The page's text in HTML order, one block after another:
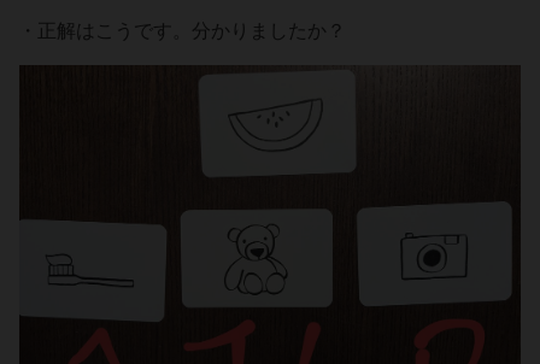
・正解はこうです。分かりましたか？